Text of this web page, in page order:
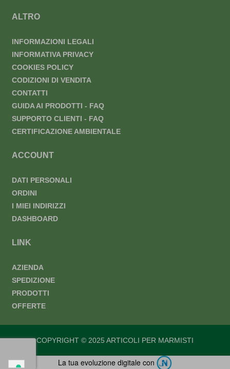
ALTRO
INFORMAZIONI LEGALI
INFORMATIVA PRIVACY
COOKIES POLICY
CODIZIONI DI VENDITA
CONTATTI
GUIDA AI PRODOTTI - FAQ
SUPPORTO CLIENTI - FAQ
CERTIFICAZIONE AMBIENTALE
ACCOUNT
DATI PERSONALI
ORDINI
I MIEI INDIRIZZI
DASHBOARD
LINK
AZIENDA
SPEDIZIONE
PRODOTTI
OFFERTE
COPYRIGHT © 2025 ARTICOLI PER MARMISTI
La tua evoluzione digitale con